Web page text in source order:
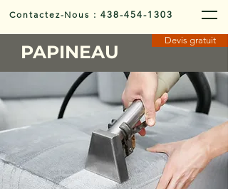
Contactez-Nous :438-454-1303
PAPINEAU
Devis gratuit